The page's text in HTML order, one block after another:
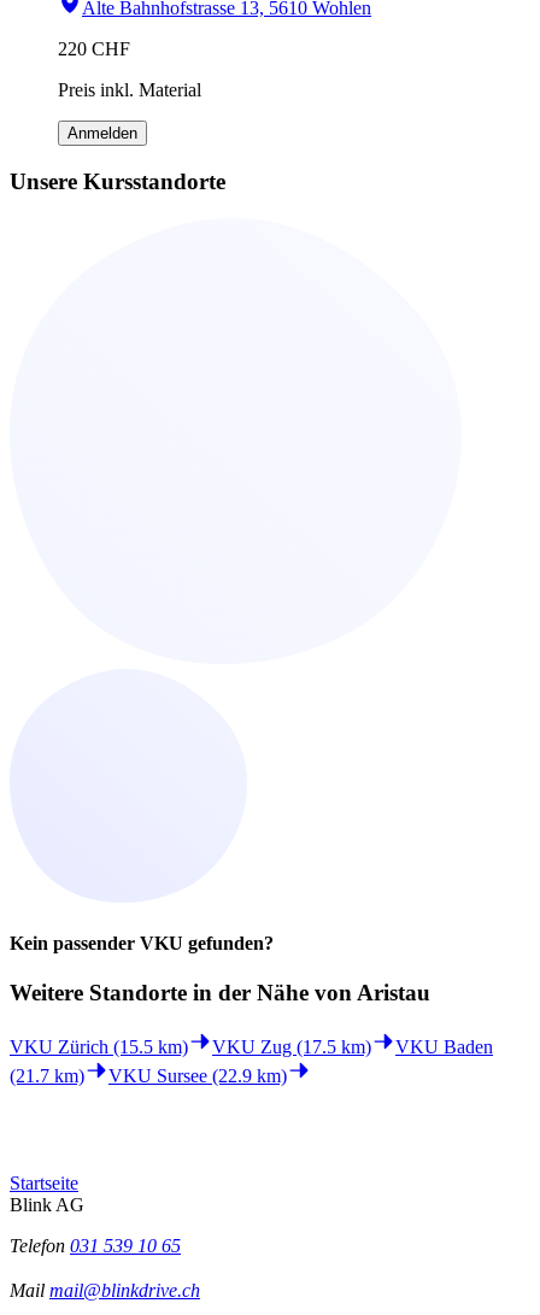
Alte Bahnhofstrasse 13, 5610 Wohlen
220 CHF
Preis inkl. Material
Anmelden
Unsere Kursstandorte
Kein passender VKU gefunden?
Weitere Standorte in der Nähe von Aristau
VKU Zürich (15.5 km) VKU Zug (17.5 km)
VKU Baden
(21.7 km)
VKU Sursee (22.9 km)
Startseite
Blink AG
Telefon 031 539 10 65
Mail mail@blinkdrive.ch